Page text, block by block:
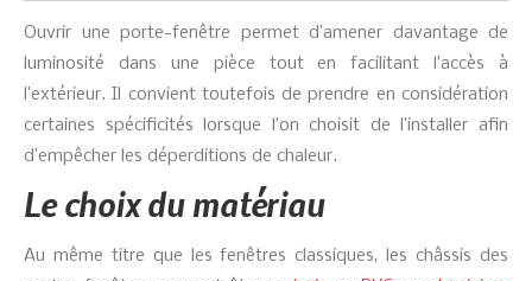
Ouvrir une porte-fenêtre permet d’amener davantage de
luminosité dans une pièce tout en facilitant l’accès à
l’extérieur. Il convient toutefois de prendre en considération
certaines spécificités lorsque l’on choisit de l’installer afin
d’empêcher les déperditions de chaleur.
Le choix du matériau
Au même titre que les fenêtres classiques, les châssis des